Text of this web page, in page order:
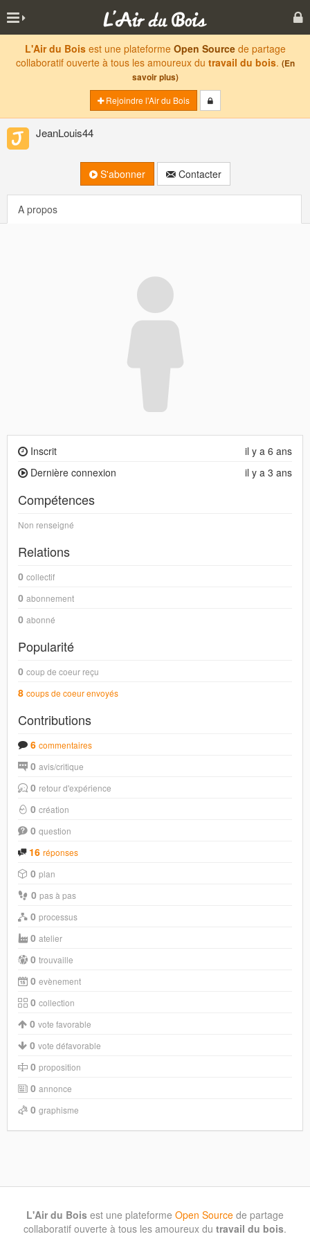
L'Air du Boisest une plateforme Open Sourcede partage
collaboratif ouverte à tous les amoureux du travail du bois. (En
savoir plus)
Rejoindre l'Air du Bois
JeanLouis44
S'abonner Contacter
A propos
il y a 6 ans
Inscrit
il y a 3 ans
Dernière connexion
Compétences
Non renseigné
Relations
0 collectif
0 abonnement
0 abonné
Popularité
0 coup de coeur reçu
8 coups de coeur envoyés
Contributions
6 commentaires
0 avis/critique
0 retour d'expérience
0 création
0 question
16 réponses
0 plan
0 pas à pas
0 processus
0 atelier
0 trouvaille
0 evènement
0 collection
0 vote favorable
0 vote défavorable
0 proposition
0 annonce
0 graphisme
L'Air du Bois est une plateforme Open Source de partage
collaboratif ouverte à tous les amoureux du travail du bois.